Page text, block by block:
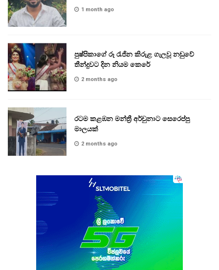
1 month ago
පුෂ්පිකාගේ රූ රැජින කිරුළ ගැලවූ නඩුවේ
තීන්දුවට දින නියම කෙරේ
2 months ago
රටම කළඹන මන්ත්‍රී අර්චුනාට සෙරෙප්පු
මාලයක්
2 months ago